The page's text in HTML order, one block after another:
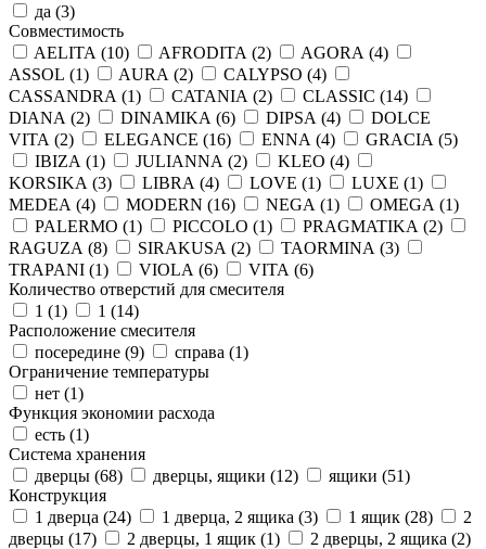
да (3)
Совместимость
AELITA (10) AFRODITA (2) AGORA (4)
ASSOL (1) AURA (2) CALYPSO (4)
CASSANDRA (1) CATANIA (2) CLASSIC (14)
DIANA (2) DINAMIKA (6) DIPSA (4)
DOLCE
VITA (2) ELEGANCE (16) ENNA (4) GRACIA (5)
IBIZA (1) JULIANNA (2) KLEO (4)
KORSIKA (3) LIBRA (4) LOVE (1) LUXE (1)
MEDEA (4) MODERN (16) NEGA (1) OMEGA (1)
PALERMO (1) PICCOLO (1) PRAGMATIKA (2)
RAGUZA (8) SIRAKUSA (2) TAORMINA (3)
TRAPANI (1) VIOLA (6) VITA (6)
Количество отверстий для смесителя
1 (1) 1 (14)
Расположение смесителя
посередине (9) справа (1)
Ограничение температуры
нет (1)
Функция экономии расхода
есть (1)
Система хранения
дверцы (68) дверцы, ящики (12) ящики (51)
Конструкция
1 дверца (24) 1 дверца, 2 ящика (3) 1 ящик (28)
2
дверцы (17) 2 дверцы, 1 ящик (1) 2 дверцы, 2 ящика (2)